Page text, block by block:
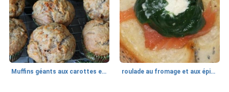
Muffins géants aux carottes et à la banane de Nif roulade au fromage et aux épinards